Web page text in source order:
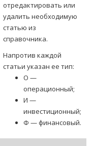
отредактировать или
удалить необходимую
статью из
справочника.
Напротив каждой
статьи указан ее тип:
О —
операционный;
И —
инвестиционный;
Ф — финансовый.